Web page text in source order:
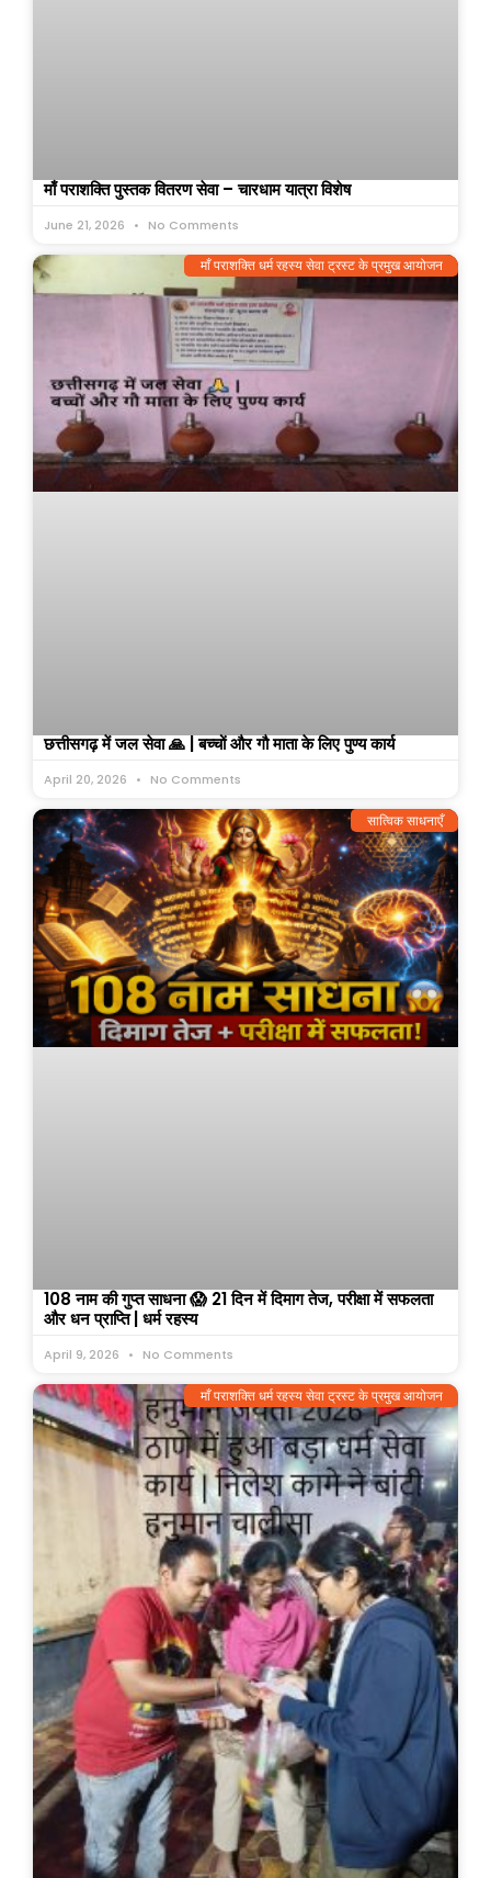
माँ पराशक्ति पुस्तक वितरण सेवा – चारधाम यात्रा विशेष
June 21, 2026 No Comments
माँ पराशक्ति धर्म रहस्य सेवा ट्रस्ट के प्रमुख आयोजन
छत्तीसगढ़ में जल सेवा 🙏 | बच्चों और गौ माता के लिए पुण्य कार्य
April 20, 2026 No Comments
सात्विक साधनाएँ
108 नाम की गुप्त साधना 😱 21 दिन में दिमाग तेज, परीक्षा में सफलता
और धन प्राप्ति | धर्म रहस्य
April 9, 2026 No Comments
माँ पराशक्ति धर्म रहस्य सेवा ट्रस्ट के प्रमुख आयोजन